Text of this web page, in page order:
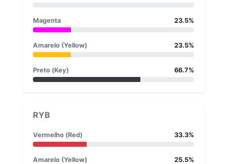
Magenta 23.5%
Amarelo (Yellow) 23.5%
Preto (Key) 66.7%
RYB
Vermelho (Red) 33.3%
Amarelo (Yellow) 25.5%